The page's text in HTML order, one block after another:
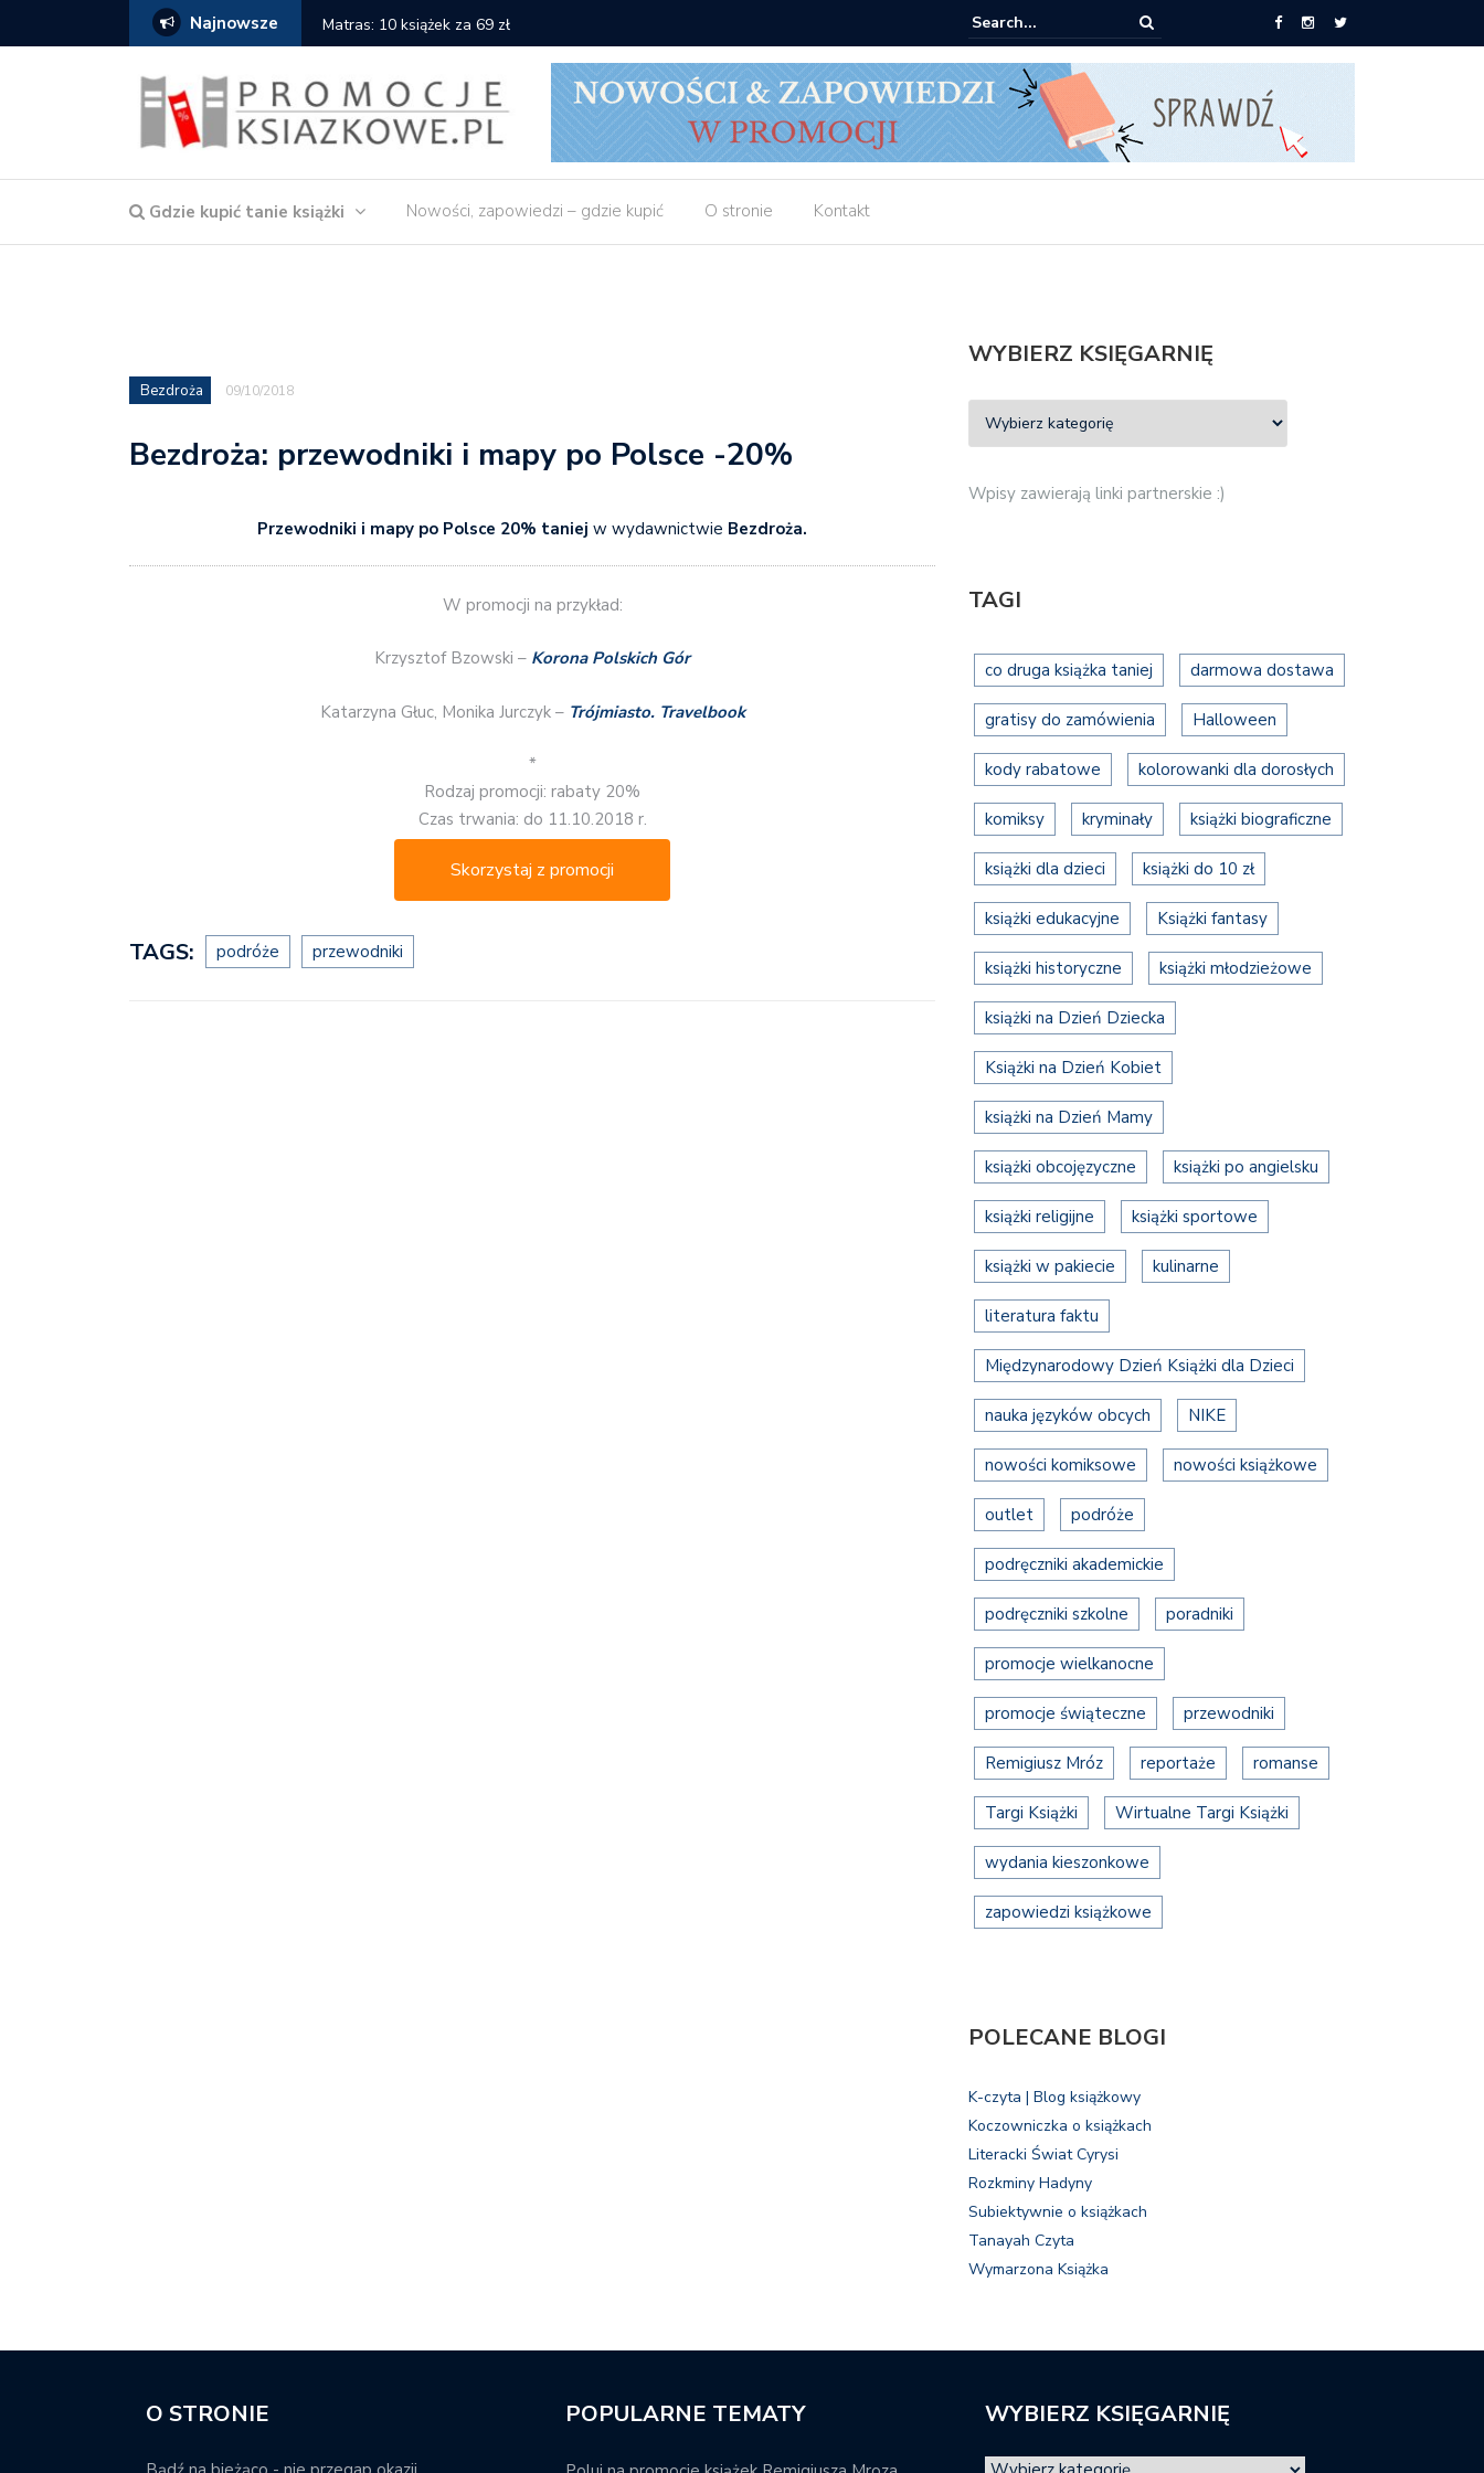
Najnowsze Matras: 10 książek za 69 zł Empik: 2 książki za 30 zł
Gdzie kupić tanie książki Nowości, zapowiedzi – gdzie kupić O stronie Kontakt
Bezdroża 09/10/2018
Bezdroża: przewodniki i mapy po Polsce -20%
Przewodniki i mapy po Polsce 20% taniej w wydawnictwie Bezdroża.
W promocji na przykład:
Krzysztof Bzowski – Korona Polskich Gór
Katarzyna Głuc, Monika Jurczyk – Trójmiasto. Travelbook
*
Rodzaj promocji: rabaty 20%
Czas trwania: do 11.10.2018 r.
Skorzystaj z promocji
TAGS: podróże przewodniki
WYBIERZ KSIĘGARNIĘ
Wpisy zawierają linki partnerskie :)
TAGI
co druga książka taniej darmowa dostawa
gratisy do zamówienia Halloween
kody rabatowe kolorowanki dla dorosłych
komiksy kryminały książki biograficzne
książki dla dzieci książki do 10 zł
książki edukacyjne Książki fantasy
książki historyczne książki młodzieżowe
książki na Dzień Dziecka
Książki na Dzień Kobiet
książki na Dzień Mamy
książki obcojęzyczne książki po angielsku
książki religijne książki sportowe
książki w pakiecie kulinarne
literatura faktu
Międzynarodowy Dzień Książki dla Dzieci
nauka języków obcych NIKE
nowości komiksowe nowości książkowe
outlet podróże
podręczniki akademickie
podręczniki szkolne poradniki
promocje wielkanocne
promocje świąteczne przewodniki
Remigiusz Mróz reportaże romanse
Targi Książki Wirtualne Targi Książki
wydania kieszonkowe
zapowiedzi książkowe
POLECANE BLOGI
K-czyta | Blog książkowy
Koczowniczka o książkach
Literacki Świat Cyrysi
Rozkminy Hadyny
Subiektywnie o książkach
Tanayah Czyta
Wymarzona Książka
O STRONIE POPULARNE TEMATY WYBIERZ KSIĘGARNIĘ